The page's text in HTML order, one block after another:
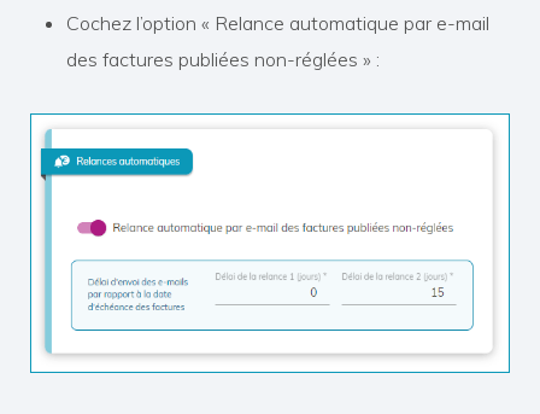
Cochez l’option « Relance automatique par e-mail
des factures publiées non-réglées » :